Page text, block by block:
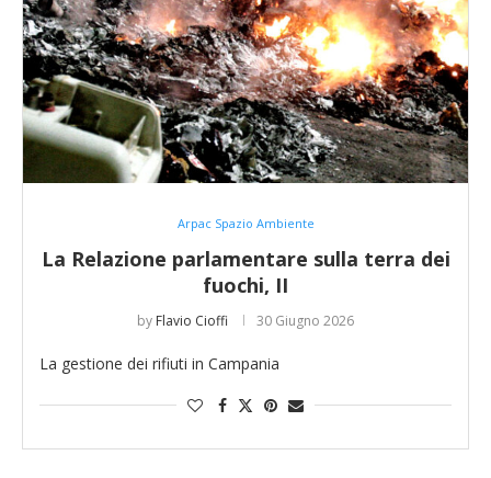
Arpac Spazio Ambiente
La Relazione parlamentare sulla terra dei
fuochi, II
by Flavio Cioffi 30 Giugno 2026
La gestione dei rifiuti in Campania